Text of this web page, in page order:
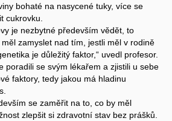
bohaté na nasycené tuky, více se
cukrovku.
je nezbytné především vědět, to
zamyslet nad tím, jestli měl v rodině
je důležitý faktor,“ uvedl profesor.
poradili se svým lékařem a zjistili u sebe
faktory, tedy jakou má hladinu
se zaměřit na to, co by měl
zlepšit si zdravotní stav bez prášků.